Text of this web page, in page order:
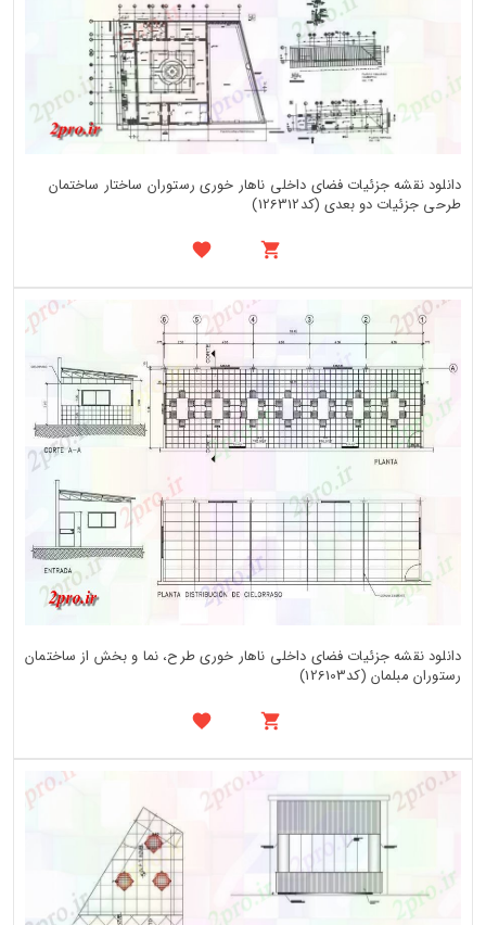
دانلود نقشه جزئیات فضای داخلی ناهار خوری رستوران ساختار ساختمان
طرحی جزئیات دو بعدی (کد126312)
دانلود نقشه جزئیات فضای داخلی ناهار خوری طرح، نما و بخش از ساختمان
رستوران مبلمان (کد126103)